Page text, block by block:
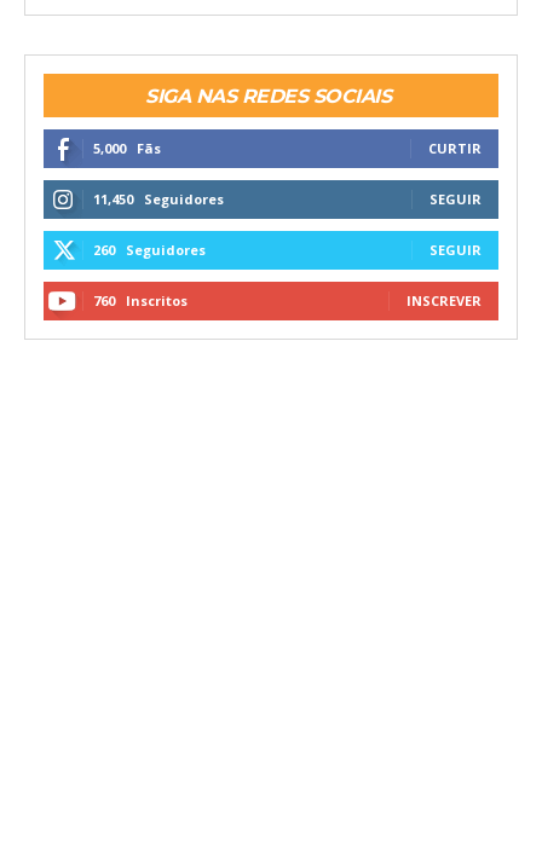
SIGA NAS REDES SOCIAIS
5,000 Fãs CURTIR
11,450 Seguidores SEGUIR
260 Seguidores SEGUIR
760 Inscritos INSCREVER